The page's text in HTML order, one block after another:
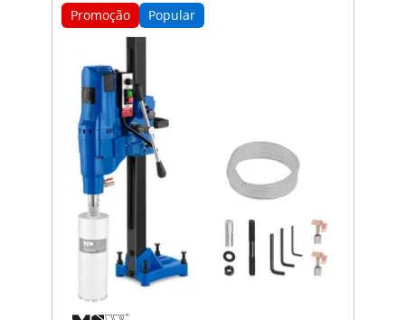
Promoção Popular